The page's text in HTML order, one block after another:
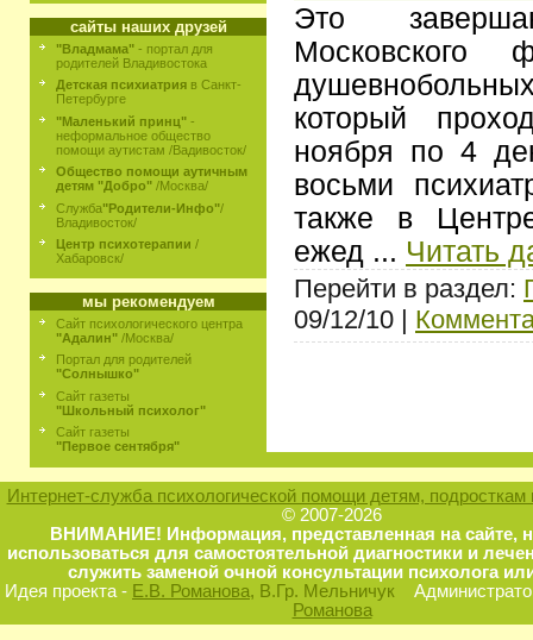
сайты наших друзей
"Владмама" - портал для
родителей Владивостока
Детская психиатрия в Санкт-
Петербурге
"Маленький принц" -
неформальное общество
помощи аутистам /Вадивосток/
Общество помощи аутичным
детям "Добро" /Москва/
Служба"Родители-Инфо"/
Владивосток/
Центр психотерапии /
Хабаровск/
мы рекомендуем
Сайт психологического центра
"Адалин" /Москва/
Портал для родителей
"Солнышко"
Сайт газеты
"Школьный психолог"
Сайт газеты
"Первое сентября"
Это
Московского
который
ноября по 4
восьми
также в
ежед ... Читать
Перейти в раздел:
09/12/10 |
Интернет-служба психологической помощи детям, подросткам
© 2007-2026
ВНИМАНИЕ! Информация, представленная на сайте,
использоваться для самостоятельной диагностики и
служить заменой очной консультации психолога
Идея проекта - Е.В. Романова, В.Гр. Мельничук
Романова